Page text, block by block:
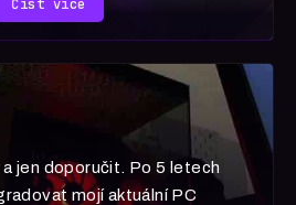
Číst více
a jen doporučit. Po 5 letech
mojí aktuální PC